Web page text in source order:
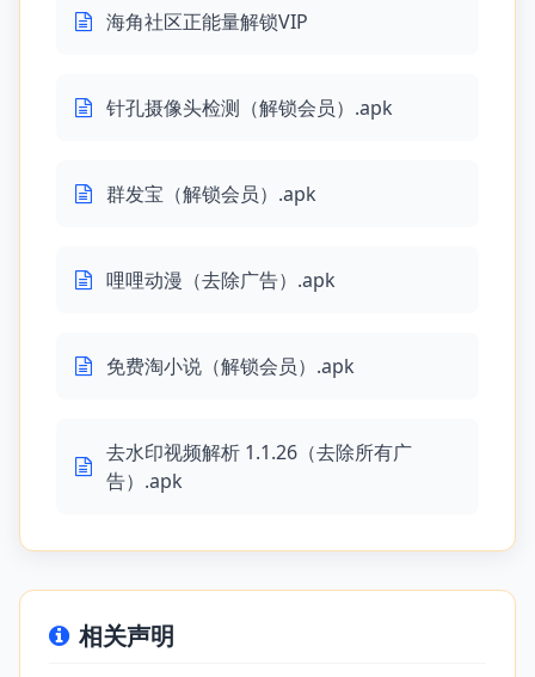
海角社区正能量解锁VIP
针孔摄像头检测（解锁会员）.apk
群发宝（解锁会员）.apk
哩哩动漫（去除广告）.apk
免费淘小说（解锁会员）.apk
去水印视频解析 1.1.26（去除所有广
告）.apk
相关声明